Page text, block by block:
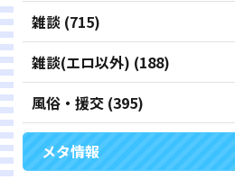
雑談 (715)
雑談(エロ以外) (188)
風俗・援交 (395)
メタ情報